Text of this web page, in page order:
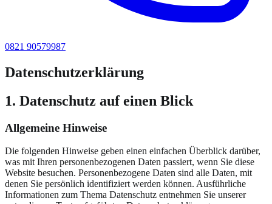
0821 90579987
Datenschutzerklärung
1. Datenschutz auf einen Blick
Allgemeine Hinweise
Die folgenden Hinweise geben einen einfachen Überblick darüber,
was mit Ihren personenbezogenen Daten passiert, wenn Sie diese
Website besuchen. Personenbezogene Daten sind alle Daten, mit
denen Sie persönlich identifiziert werden können. Ausführliche
Informationen zum Thema Datenschutz entnehmen Sie unserer